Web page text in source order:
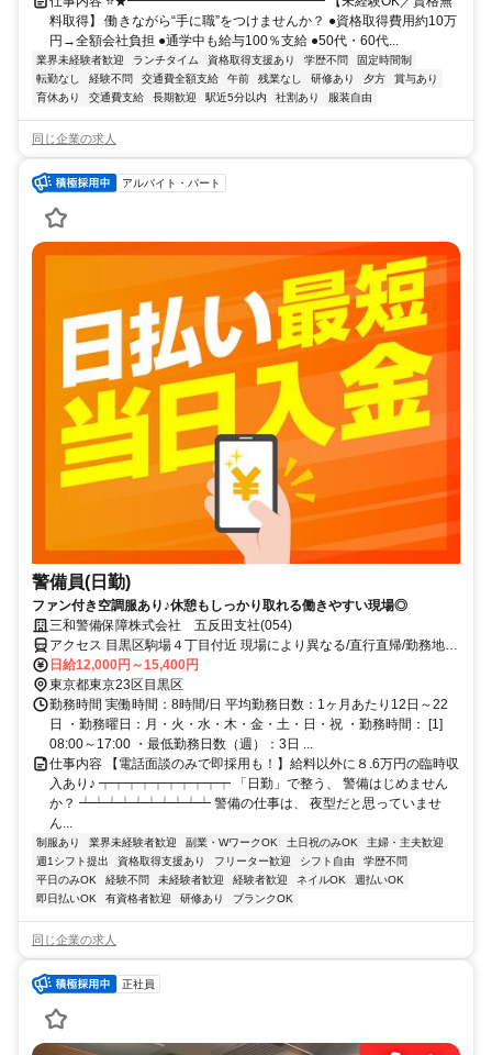
料取得】 働きながら“手に職”をつけませんか？ ●資格取得費用約10万
円→全額会社負担 ●通学中も給与100％支給 ●50代・60代...
業界未経験者歓迎 ランチタイム 資格取得支援あり 学歴不問
固定時間制
転勤なし
経験不問 交通費全額支給 午前 残業なし 研修あり 夕方
賞与あり
育休あり
交通費支給 長期歓迎 駅近5分以内 社割あり 服装自由
同じ企業の求人
アルバイト・パート
警備員(日勤)
ファン付き空調服あり♪休憩もしっかり取れる働きやすい現場◎
三和警備保障株式会社 五反田支社(054)
アクセス 目黒区駒場４丁目付近 現場により異なる/直行直帰/勤務地相
談可 ■電話面接■来社不要■即日勤務
日給12,000円～15,400円
東京都東京23区目黒区
勤務時間 実働時間：8時間/日 平均勤務日数：1ヶ月あたり12日～22
日 ・勤務曜日：月・火・水・木・金・土・日・祝 ・勤務時間： [1]
08:00～17:00 ・最低勤務日数（週）：3日 ...
仕事内容 【電話面談のみで即採用も！】給料以外に８.6万円の臨時収
入あり♪ ┯┯┯┯┯┯┯┯┯┯ 「日勤」で整う、 警備はじめません
か？ ┷┷┷┷┷┷┷┷┷┷ 警備の仕事は、 夜型だと思っていませ
ん...
制服あり 業界未経験者歓迎 副業・WワークOK 土日祝のみOK
主婦・主夫歓迎
週1シフト提出
資格取得支援あり フリーター歓迎 シフト自由
学歴不問
平日のみOK
経験不問 未経験者歓迎 経験者歓迎 ネイルOK
週払いOK
即日払いOK
有資格者歓迎 研修あり ブランクOK
同じ企業の求人
正社員